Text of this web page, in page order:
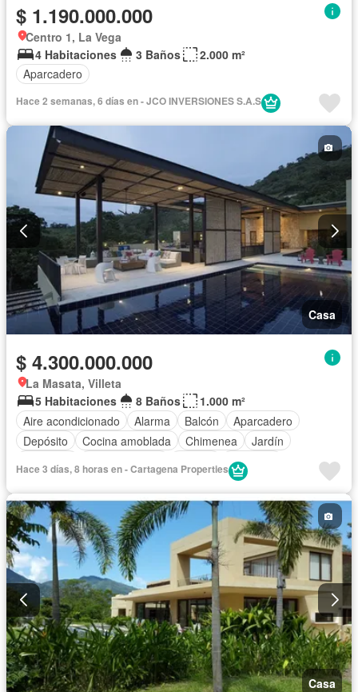
$ 1.190.000.000
Centro 1, La Vega
4 Habitaciones
3 Baños
2.000 m²
Aparcadero
Hace 2 semanas, 6 días en - JCO INVERSIONES S.A.S
Casa
$ 4.300.000.000
La Masata, Villeta
5 Habitaciones
8 Baños
1.000 m²
Aire acondicionado
Alarma Balcón
Aparcadero
Depósito
Cocina amoblada Chimenea
Jardín
Ascensor
Sauna
Seguridad privada
Cuarto de servicio Piscina
Hace 3 días, 8 horas en - Cartagena Properties
Casa